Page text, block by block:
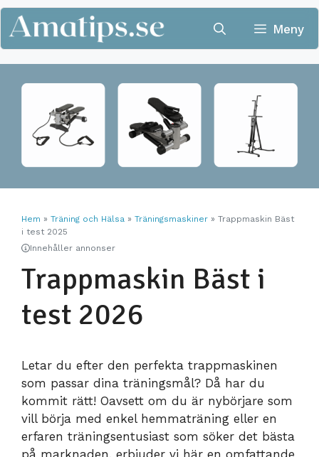
Hoppa
till
innehåll
Meny
Hem » Träning och Hälsa » Träningsmaskiner » Trappmaskin Bäst
i test 2025
Innehåller annonser
Trappmaskin Bäst i
test 2026
Letar du efter den perfekta trappmaskinen
som passar dina träningsmål? Då har du
kommit rätt! Oavsett om du är nybörjare som
vill börja med enkel hemmaträning eller en
erfaren träningsentusiast som söker det bästa
på marknaden, erbjuder vi här en omfattande